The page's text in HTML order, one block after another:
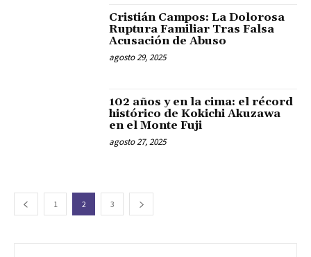
Cristián Campos: La Dolorosa
Ruptura Familiar Tras Falsa
Acusación de Abuso
agosto 29, 2025
102 años y en la cima: el récord
histórico de Kokichi Akuzawa
en el Monte Fuji
agosto 27, 2025
1 2 3